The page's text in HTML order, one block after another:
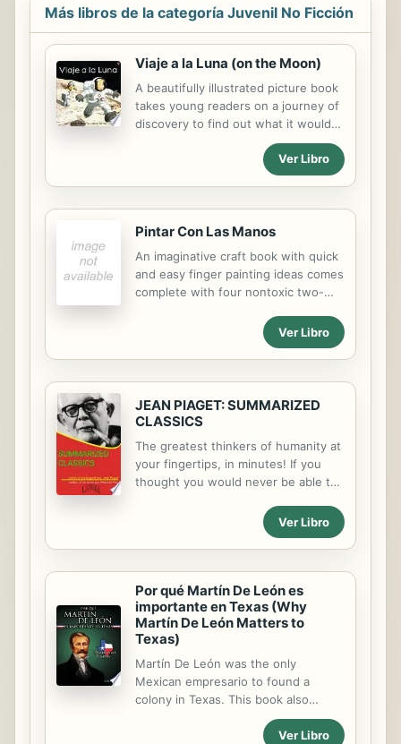
prohibido llevar pantalones?
TEMPO, la familia más alocada y
aventurera de todos los tiempos!
INCLUYE: - Pasatiempos - Cómics -
Bastantes romanos - Algunos leones
- Mucho, mucho humor
Más libros de la categoría Juvenil No Ficción
Viaje a la Luna (on the Moon)
A beautifully illustrated picture book
takes young readers on a journey of
discovery to find out what it would
be like to go to the moon, as they fly
into outer space, walk on the Moon,
and take a look at our world from a
Ver Libro
Pintar Con Las Manos
An imaginative craft book with quick
and easy finger painting ideas comes
complete with four nontoxic two-
smock, and 9" x 12" paper.Ver Libro
JEAN PIAGET: SUMMARIZED
CLASSICS
The greatest thinkers of humanity at
your fingertips, in minutes! If you
thought you would never be able to
authors, you were wrong! With our
"Summarized Classics" collection,
you will understand the main ideas
of the most important thinkers in a
very short time and with little effort.
The present volume covers the
central axes of this discipline. Among
them, the reader will find an analysis
of the following Genetic Psychology
Studies (1973) and Structuralism
(1968), among others. It includes a
Ver Libro
Por qué Martín De León es
importante en Texas (Why
Martín De León Matters to
Texas)
Martín De León was the only
Mexican empresario to found a
colony in Texas. This book also
details De León’s integral role in the
development of the cattle industry,
Ver Libro